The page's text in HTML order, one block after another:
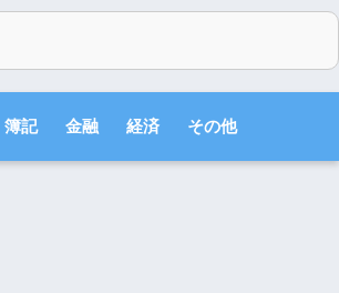
簿記 金融 経済 その他